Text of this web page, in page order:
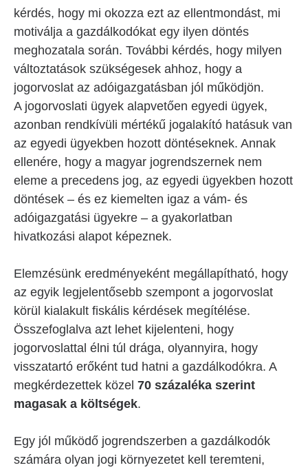
kérdés, hogy mi okozza ezt az ellentmondást, mi
motiválja a gazdálkodókat egy ilyen döntés
meghozatala során. További kérdés, hogy milyen
változtatások szükségesek ahhoz, hogy a
jogorvoslat az adóigazgatásban jól működjön.
A jogorvoslati ügyek alapvetően egyedi ügyek,
azonban rendkívüli mértékű jogalakító hatásuk van
az egyedi ügyekben hozott döntéseknek. Annak
ellenére, hogy a magyar jogrendszernek nem
eleme a precedens jog, az egyedi ügyekben hozott
döntések – és ez kiemelten igaz a vám- és
adóigazgatási ügyekre – a gyakorlatban
hivatkozási alapot képeznek.
Elemzésünk eredményeként megállapítható, hogy
az egyik legjelentősebb szempont a jogorvoslat
körül kialakult fiskális kérdések megítélése.
Összefoglalva azt lehet kijelenteni, hogy
jogorvoslattal élni túl drága, olyannyira, hogy
visszatartó erőként tud hatni a gazdálkodókra. A
megkérdezettek közel 70 százaléka szerint
magasak a költségek.
Egy jól működő jogrendszerben a gazdálkodók
számára olyan jogi környezetet kell teremteni,